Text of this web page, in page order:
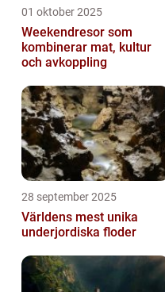
01 oktober 2025
Weekendresor som
kombinerar mat, kultur
och avkoppling
28 september 2025
Världens mest unika
underjordiska floder